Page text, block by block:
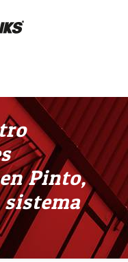
Pinto,
sistema